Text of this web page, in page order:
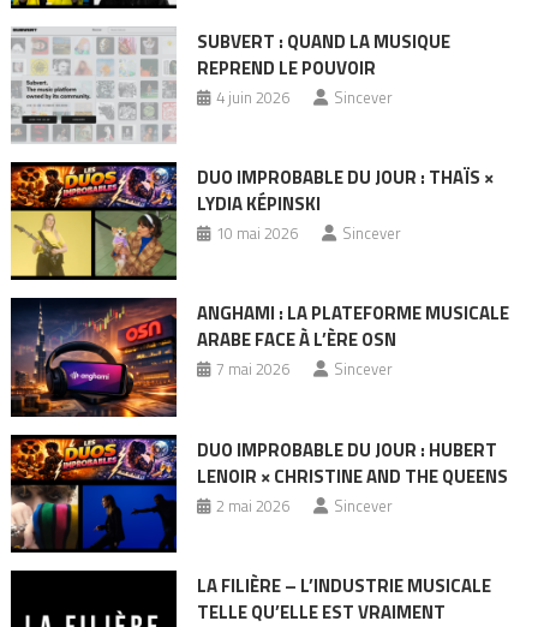
SUBVERT : QUAND LA MUSIQUE
REPREND LE POUVOIR
4 juin 2026 Sincever
DUO IMPROBABLE DU JOUR : THAÏS ×
LYDIA KÉPINSKI
10 mai 2026 Sincever
ANGHAMI : LA PLATEFORME MUSICALE
ARABE FACE À L’ÈRE OSN
7 mai 2026 Sincever
DUO IMPROBABLE DU JOUR : HUBERT
LENOIR × CHRISTINE AND THE QUEENS
2 mai 2026 Sincever
LA FILIÈRE – L’INDUSTRIE MUSICALE
TELLE QU’ELLE EST VRAIMENT